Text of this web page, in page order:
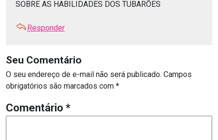
SOBRE AS HABILIDADES DOS TUBARÕES
Responder
Seu Comentário
O seu endereço de e-mail não será publicado. Campos
obrigatórios são marcados com *
Comentário *